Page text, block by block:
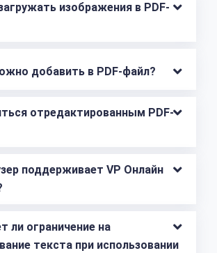
изображения в PDF-
добавить в PDF-файл?
отредактированным PDF-
поддерживает VP Онлайн
ли ограничение на
текста при использовании